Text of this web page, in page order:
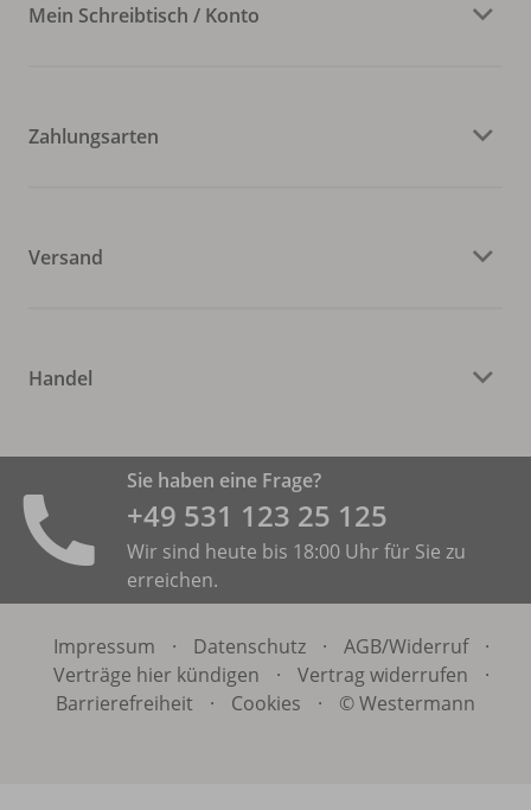
Mein Schreibtisch / Konto
Zahlungsarten
Versand
Handel
Sie haben eine Frage?
+49 531 ­123 25 125
Wir sind heute bis 18:00 Uhr für Sie zu
erreichen.
Impressum · Datenschutz · AGB/Widerruf
·
Verträge hier kündigen
· Vertrag widerrufen
·
Barrierefreiheit
· Cookies · © Westermann